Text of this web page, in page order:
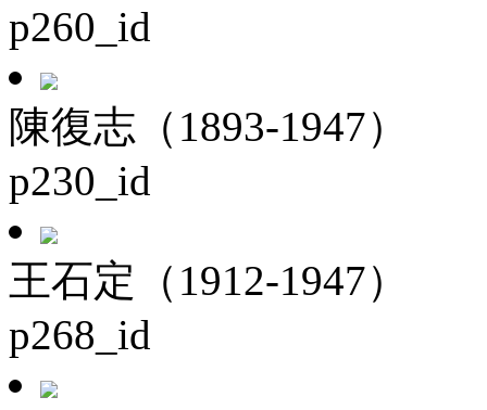
p260_id
陳復志（1893-1947）
p230_id
王石定（1912-1947）
p268_id